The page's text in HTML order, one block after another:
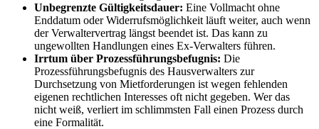
Unbegrenzte Gültigkeitsdauer: Eine Vollmacht ohne
Enddatum oder Widerrufsmöglichkeit läuft weiter, auch wenn
der Verwaltervertrag längst beendet ist. Das kann zu
ungewollten Handlungen eines Ex-Verwalters führen.
Irrtum über Prozessführungsbefugnis: Die
Prozessführungsbefugnis des Hausverwalters zur
Durchsetzung von Mietforderungen ist wegen fehlenden
eigenen rechtlichen Interesses oft nicht gegeben. Wer das
nicht weiß, verliert im schlimmsten Fall einen Prozess durch
eine Formalität.